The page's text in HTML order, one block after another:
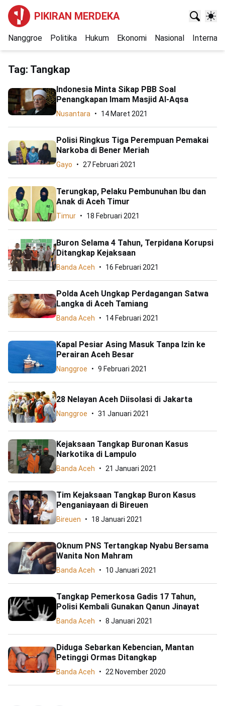
PIKIRAN MERDEKA
Nanggroe Politika Hukum Ekonomi Nasional
Tag: Tangkap
Indonesia Minta Sikap PBB Soal
Penangkapan Imam Masjid Al-Aqsa
Nusantara 14 Maret 2021
Polisi Ringkus Tiga Perempuan Pemakai
Narkoba di Bener Meriah
Gayo 27 Februari 2021
Terungkap, Pelaku Pembunuhan Ibu dan
Anak di Aceh Timur
Timur 18 Februari 2021
Buron Selama 4 Tahun, Terpidana Korupsi
Ditangkap Kejaksaan
Banda Aceh 16 Februari 2021
Polda Aceh Ungkap Perdagangan Satwa
Langka di Aceh Tamiang
Banda Aceh 14 Februari 2021
Kapal Pesiar Asing Masuk Tanpa Izin ke
Perairan Aceh Besar
Nanggroe 9 Februari 2021
28 Nelayan Aceh Diisolasi di Jakarta
Nanggroe 31 Januari 2021
Kejaksaan Tangkap Buronan Kasus
Narkotika di Lampulo
Banda Aceh 21 Januari 2021
Tim Kejaksaan Tangkap Buron Kasus
Penganiayaan di Bireuen
Bireuen 18 Januari 2021
Oknum PNS Tertangkap Nyabu Bersama
Wanita Non Mahram
Banda Aceh 10 Januari 2021
Tangkap Pemerkosa Gadis 17 Tahun,
Polisi Kembali Gunakan Qanun Jinayat
Banda Aceh 8 Januari 2021
Diduga Sebarkan Kebencian, Mantan
Petinggi Ormas Ditangkap
Banda Aceh 22 November 2020